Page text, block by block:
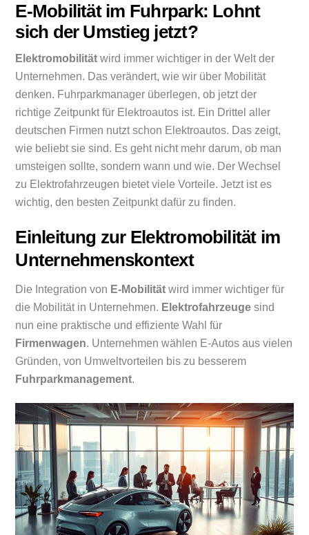
E-Mobilität im Fuhrpark: Lohnt
sich der Umstieg jetzt?
Elektromobilität wird immer wichtiger in der Welt der
Unternehmen. Das verändert, wie wir über Mobilität
denken. Fuhrparkmanager überlegen, ob jetzt der
richtige Zeitpunkt für Elektroautos ist. Ein Drittel aller
deutschen Firmen nutzt schon Elektroautos. Das zeigt,
wie beliebt sie sind. Es geht nicht mehr darum, ob man
umsteigen sollte, sondern wann und wie. Der Wechsel
zu Elektrofahrzeugen bietet viele Vorteile. Jetzt ist es
wichtig, den besten Zeitpunkt dafür zu finden.
Einleitung zur Elektromobilität im
Unternehmenskontext
Die Integration von E-Mobilität wird immer wichtiger für
die Mobilität in Unternehmen. Elektrofahrzeuge sind
nun eine praktische und effiziente Wahl für
Firmenwagen. Unternehmen wählen E-Autos aus vielen
Gründen, von Umweltvorteilen bis zu besserem
Fuhrparkmanagement.